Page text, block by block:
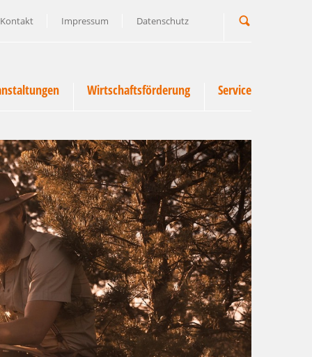
Kontakt Impressum Datenschutz
Wirtschaftsförderung Service